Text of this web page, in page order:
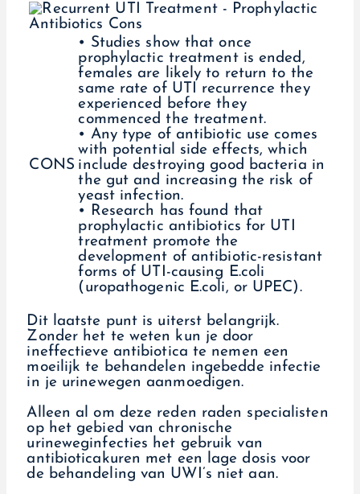
CONS
• Studies show that once
prophylactic treatment is ended,
females are likely to return to the
same rate of UTI recurrence they
experienced before they
commenced the treatment.
• Any type of antibiotic use comes
with potential side effects, which
include destroying good bacteria in
the gut and increasing the risk of
yeast infection.
• Research has found that
prophylactic antibiotics for UTI
treatment promote the
development of antibiotic-resistant
forms of UTI-causing E.coli
(uropathogenic E.coli, or UPEC).
Dit laatste punt is uiterst belangrijk.
Zonder het te weten kun je door
ineffectieve antibiotica te nemen een
moeilijk te behandelen ingebedde infectie
in je urinewegen aanmoedigen.
Alleen al om deze reden raden specialisten
op het gebied van chronische
urineweginfecties het gebruik van
antibioticakuren met een lage dosis voor
de behandeling van UWI’s niet aan.